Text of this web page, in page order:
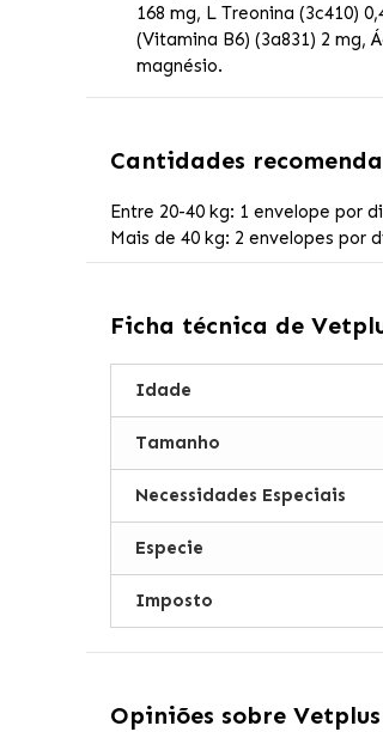
168 mg, L Treonina (3c410)
(Vitamina B6) (3a831) 2 mg,
magnésio.
Cantidades
Entre 20-40 kg: 1 envelope por
Mais de 40 kg: 2 envelopes por
Ficha técnica de
Idade
Tamanho
Necessidades Especiais
Especie
Imposto
Opiniões sobre